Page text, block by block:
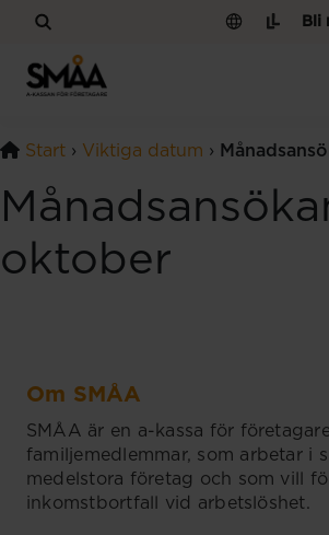
Hoppa till innehåll
Bli
Start › Viktiga datum ›
oktober
Om SMÅA
SMÅA är en a-kassa för
familjemedlemmar, som arbetar i
medelstora företag och som vill
inkomstbortfall vid arbetslöshet.